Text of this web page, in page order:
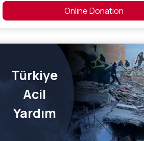
Online Donation
Türkiye
Acil
Yardım